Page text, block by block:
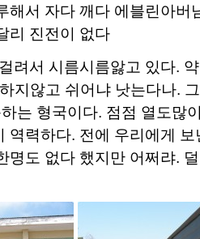
해서 자다 깨다 에블린아버
리 진전이 없다
려서 시름시름앓고 있다.
지않고 쉬어냐 낫는다나.
는 형국이다. 점점 열도많
역력하다. 전에 우리에게
명도 없다 했지만 어쩌랴.